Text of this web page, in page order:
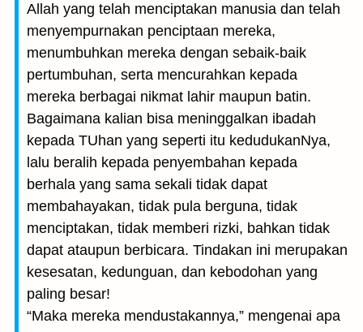
Allah yang telah menciptakan manusia dan telah
menyempurnakan penciptaan mereka,
menumbuhkan mereka dengan sebaik-baik
pertumbuhan, serta mencurahkan kepada
mereka berbagai nikmat lahir maupun batin.
Bagaimana kalian bisa meninggalkan ibadah
kepada TUhan yang seperti itu kedudukanNya,
lalu beralih kepada penyembahan kepada
berhala yang sama sekali tidak dapat
membahayakan, tidak pula berguna, tidak
menciptakan, tidak memberi rizki, bahkan tidak
dapat ataupun berbicara. Tindakan ini merupakan
kesesatan, kedunguan, dan kebodohan yang
paling besar!
“Maka mereka mendustakannya,” mengenai apa